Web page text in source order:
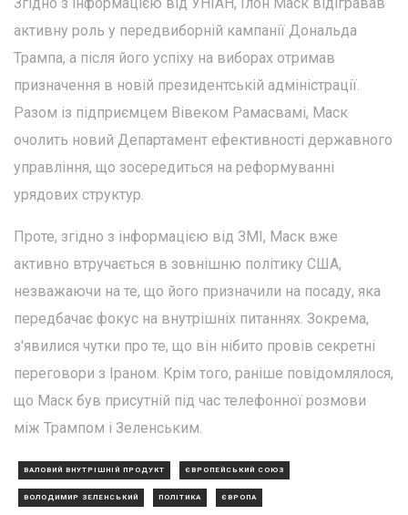
активну роль у передвиборній кампанії Дональда
Трампа, а після його успіху на виборах отримав
призначення в новій президентській адміністрації.
Разом із підприємцем Вівеком Рамасвамі, Маск
очолить новий Департамент ефективності державного
управління, що зосередиться на реформуванні
урядових структур.
Проте, згідно з інформацією від ЗМІ, Маск вже
активно втручається в зовнішню політику США,
незважаючи на те, що його призначили на посаду, яка
передбачає фокус на внутрішніх питаннях. Зокрема,
з'явилися чутки про те, що він нібито провів секретні
переговори з Іраном. Крім того, раніше повідомлялося,
що Маск був присутній під час телефонної розмови
між Трампом і Зеленським.
ВАЛОВИЙ ВНУТРІШНІЙ ПРОДУКТ ЄВРОПЕЙСЬКИЙ СОЮЗ
ВОЛОДИМИР ЗЕЛЕНСЬКИЙ ПОЛІТИКА ЄВРОПА